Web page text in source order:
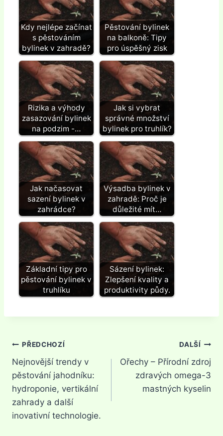
Kdy nejlépe začínat
s pěstováním
bylinek v zahradě?
Pěstování bylinek
na balkoně: Tipy
pro úspěšný zisk
Rizika a výhody
zasazování bylinek
na podzim -…
Jak si vybrat
správné množství
bylinek pro truhlík?
Jak načasovat
sazení bylinek v
zahrádce?
Výsadba bylinek v
zahradě: Proč je
důležité mít…
Základní tipy pro
pěstování bylinek v
truhlíku
Sázení bylinek:
Zlepšení kvality a
produktivity půdy.
Navigace
pro
příspěvek
PŘEDCHOZÍ
Nejnovější trendy v
pěstování jahodníku:
hydroponie, vertikální
zahrady a další
inovativní technologie.
DALŠÍ
Ořechy – Přírodní zdroj
zdravých omega-3
mastných kyselin